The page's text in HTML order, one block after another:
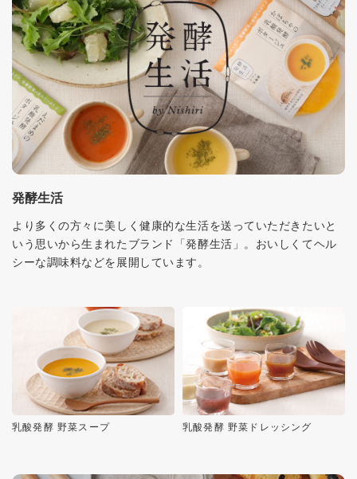
発酵生活
より多くの方々に美しく健康的な生活を送っていただきたいと
いう思いから生まれたブランド「発酵生活」。おいしくてヘル
シーな調味料などを展開しています。
乳酸発酵 野菜スープ 乳酸発酵 野菜ドレッシング